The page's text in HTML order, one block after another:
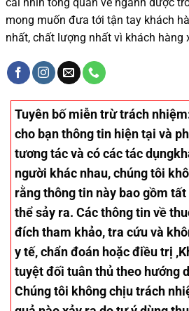
mong muốn đưa tới tận tay khách
nhất, chất lượng nhất vì khách hàng
Tuyên bố miễn trừ trách nhiệm
cho bạn thông tin hiện tại và
tương tác và có các tác
người khác nhau, chúng tôi
rằng thông tin này bao gồm
thể sảy ra. Các thông tin về
đích tham khảo, tra cứu và
y tế, chẩn đoán hoặc điều trị
tuyệt đối tuân thủ theo hướng
Chúng tôi không chịu trách